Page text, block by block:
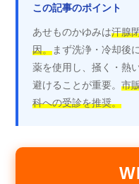
この記事のポイント
あせものかゆみは汗腺
因。まず洗浄・冷却後
薬を使用し、掻く・熱
避けることが重要。 市
科への受診を推奨。